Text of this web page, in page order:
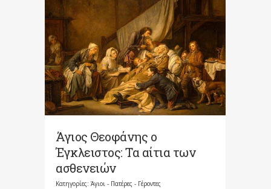
Άγιος Θεοφάνης ο
Έγκλειστος: Τα αίτια των
ασθενειών
Κατηγορίες: Άγιοι - Πατέρες - Γέροντες